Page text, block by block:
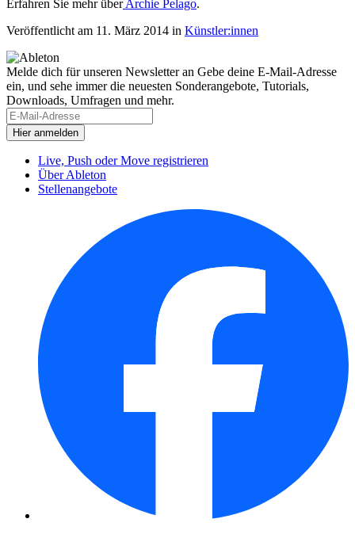
Erfahren Sie mehr überArchie Pelago.
Veröffentlicht am 11. März 2014 in Künstler:innen
Melde dich für unseren Newsletter an Gebe deine E-Mail-Adresse
ein, und sehe immer die neuesten Sonderangebote, Tutorials,
Downloads, Umfragen und mehr.
Live, Push oder Move registrieren
Über Ableton
Stellenangebote